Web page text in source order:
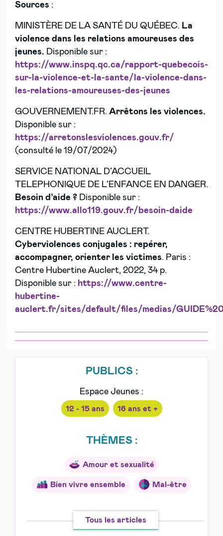
Sources :
MINISTÈRE DE LA SANTÉ DU QUÉBEC. La
violence dans les relations amoureuses des
jeunes. Disponible sur :
https://www.inspq.qc.ca/rapport-quebecois-
sur-la-violence-et-la-sante/la-violence-dans-
les-relations-amoureuses-des-jeunes
GOUVERNEMENT.FR. Arrêtons les violences.
Disponible sur :
https://arretonslesviolences.gouv.fr/
(consulté le 19/07/2024)
SERVICE NATIONAL D’ACCUEIL
TELEPHONIQUE DE L’ENFANCE EN DANGER.
Besoin d’aide ? Disponible sur :
https://www.allo119.gouv.fr/besoin-daide
CENTRE HUBERTINE AUCLERT.
Cyberviolences conjugales : repérer,
accompagner, orienter les victimes. Paris :
Centre Hubertine Auclert, 2022, 34 p.
Disponible sur : https://www.centre-
hubertine-
auclert.fr/sites/default/files/medias/
PUBLICS :
Espace Jeunes :
12 - 15 ans 16 ans et +
THÈMES :
Amour et sexualité
Bien vivre ensemble Mal-être
Tous les articles